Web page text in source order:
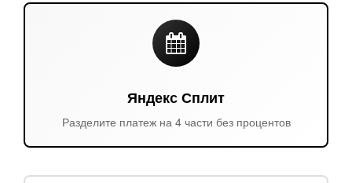
Яндекс Сплит
Разделите платеж на 4 части без процентов